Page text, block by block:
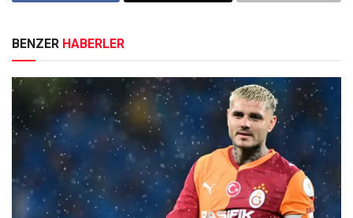
BENZER HABERLER